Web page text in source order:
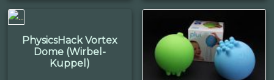
PhysicsHack Vortex
Dome (Wirbel-
Kuppel)